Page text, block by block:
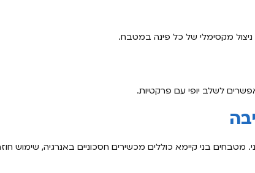
מקסימלי של כל פינה במטבח.
לשלב יופי עם פרקטיות.
בני קיימא כוללים מכשירים חסכוניים באנרגיה, שימוש